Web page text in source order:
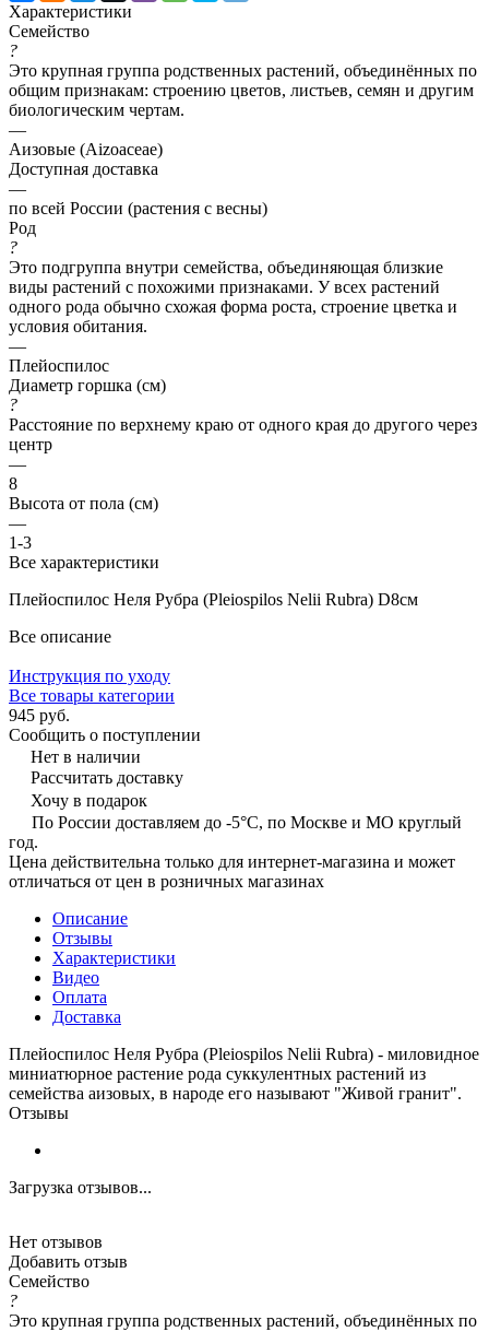
Характеристики
Семейство
?
Это крупная группа родственных растений, объединённых по
общим признакам: строению цветов, листьев, семян и другим
биологическим чертам.
—
Аизовые (Aizoaceae)
Доступная доставка
—
по всей России (растения с весны)
Род
?
Это подгруппа внутри семейства, объединяющая близкие
виды растений с похожими признаками. У всех растений
одного рода обычно схожая форма роста, строение цветка и
условия обитания.
—
Плейоспилос
Диаметр горшка (см)
?
Расстояние по верхнему краю от одного края до другого через
центр
—
8
Высота от пола (см)
—
1-3
Все характеристики
Плейоспилос Неля Рубра (Pleiospilos Nelii Rubra) D8см
Все описание
Инструкция по уходу
Все товары категории
945 руб.
Сообщить о поступлении
Нет в наличии
Рассчитать доставку
Хочу в подарок
По России доставляем до -5°C, по Москве и МО круглый
год.
Цена действительна только для интернет-магазина и может
отличаться от цен в розничных магазинах
Описание
Отзывы
Характеристики
Видео
Оплата
Доставка
Плейоспилос Неля Рубра (Pleiospilos Nelii Rubra) - миловидное
миниатюрное растение рода суккулентных растений из
семейства аизовых, в народе его называют "Живой гранит".
Отзывы
Загрузка отзывов...
Нет отзывов
Добавить отзыв
Семейство
?
Это крупная группа родственных растений, объединённых по